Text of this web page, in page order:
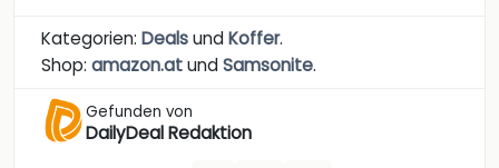
Kategorien: DealsundKoffer.
Shop: amazon.atundSamsonite.
Gefunden von
DailyDeal Redaktion